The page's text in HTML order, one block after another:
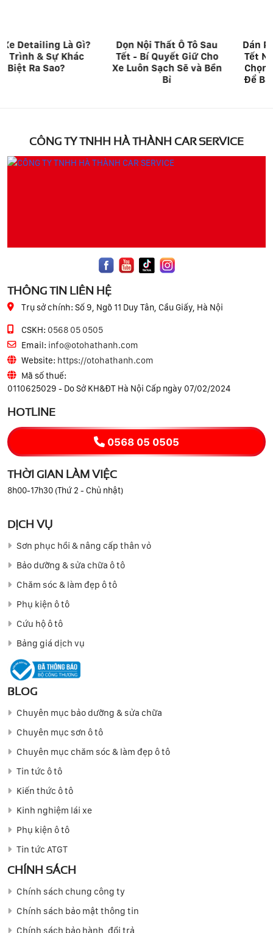
Dọn Nội Thất Ô Tô Sau
Tết - Bí Quyết Giữ Cho
Xe Luôn Sạch Sẽ và Bền
Dán PPF Cho Xế Yêu Dịp
Tết Nguyên Đán 2025 -
Chọn Hà Thành Garage
Để Bảo Vệ Xế Cưng Của
CÔNG TY TNHH HÀ THÀNH CAR SERVICE
THÔNG TIN LIÊN HỆ
Trụ sở chính: Số 9, Ngõ 11 Duy Tân, Cầu Giấy, Hà Nội
CSKH: 0568 05 0505
Email: info@otohathanh.com
Website: https://otohathanh.com
Mã số thuế:
0110625029 - Do Sở KH&ĐT Hà Nội Cấp ngày 07/02/2024
HOTLINE
0568 05 0505
THỜI GIAN LÀM VIỆC
8h00-17h30 (Thứ 2 - Chủ nhật)
DỊCH VỤ
Sơn phục hồi & nâng cấp thân vỏ
Bảo dưỡng & sửa chữa ô tô
Chăm sóc & làm đẹp ô tô
Phụ kiện ô tô
Cứu hộ ô tô
Bảng giá dịch vụ
BLOG
Chuyên mục bảo dưỡng & sửa chữa
Chuyên mục sơn ô tô
Chuyên mục chăm sóc & làm đẹp ô tô
Tin tức ô tô
Kiến thức ô tô
Kinh nghiệm lái xe
Phụ kiện ô tô
Tin tức ATGT
CHÍNH SÁCH
Chính sách chung công ty
Chính sách bảo mật thông tin
Chính sách bảo hành, đổi trả